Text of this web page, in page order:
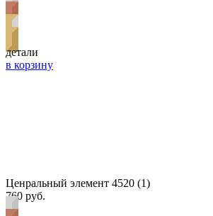
детали
в корзину
Ценральный элемент 4520 (1)
760 руб.